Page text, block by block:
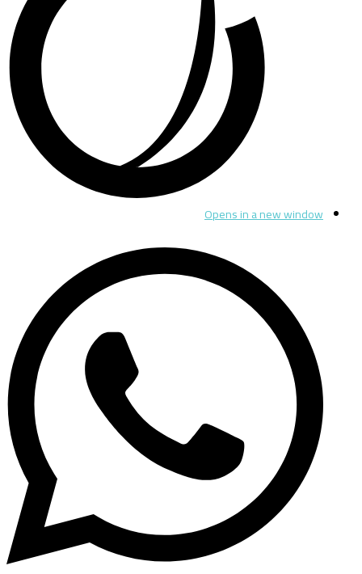
Opens in a new window